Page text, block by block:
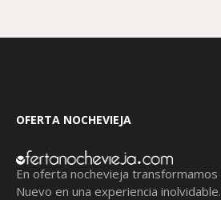
OFERTA NOCHEVIEJA
En oferta nochevieja transformamos
Nuevo en una experiencia